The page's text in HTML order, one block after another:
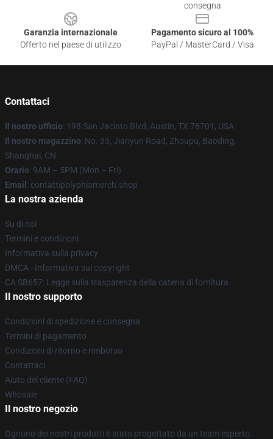
consegna
Garanzia internazionale
Offerto nel paese di utilizzo
Pagamento sicuro al 100%
PayPal / MasterCard / Visa
Contattaci
Il nostro ufficio: 198 San Jacinto Blvd, Austin, TX 78701, USA
Il nostro magazzino: No. 33, Jianyun Road, Zhoupu, Baoding,
Shanghai, CN
Orario: 9AM – 5PM (Mon – Fri)
Email : contattipolyphiamerch.shop
La nostra azienda
Su di noi
Termini e condizioni
Informativa sulla privacy
DMCA - Informativa sul copyright
CA SB657: Legge sulla trasparenza della catena di fornitura
Il nostro supporto
Condizioni di spedizione e consegna
Termini di pagamento
Condizioni di ritorno e rimborso
Contattaci
Aiuto del cliente (FAQ)
Whosale
Il nostro negozio
Ognuno dei nostri prodotti è stato progettato da un team esperto.